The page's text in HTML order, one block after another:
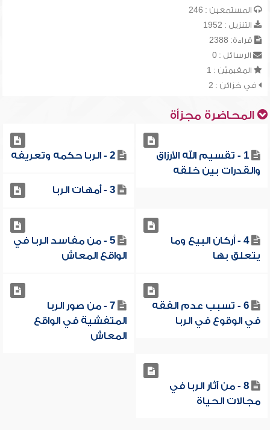
المستمعين : 246
التنزيل : 1952
قراءة: 2388
الرسائل : 0
المقيميّن : 1
في خزائن : 2
المحاضرة مجزأة
1 - تقسيم الله الأرزاق
والقدرات بين خلقه
2 - الربا حكمه وتعريفه
3 - أمهات الربا
4 - أركان البيع وما
يتعلق بها
5 - من مفاسد الربا في
الواقع المعاش
6 - تسبب عدم الفقه
في الوقوع في الربا
7 - من صور الربا
المتفشية في الواقع
المعاش
8 - من آثار الربا في
مجالات الحياة